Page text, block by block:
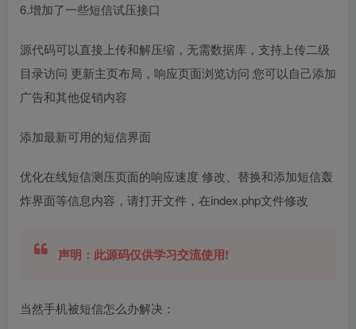
6.增加了一些短信试压接口
源代码可以直接上传和解压缩，无需数据库，支持上传二级
目录访问 更新主页布局，响应页面浏览访问 您可以自己添加
广告和其他促销内容
添加最新可用的短信界面
优化在线短信测压页面的响应速度 修改、替换和添加短信轰
炸界面等信息内容，请打开文件，在index.php文件修改
声明：此源码仅供学习交流使用!
当然手机被短信怎么办解决：